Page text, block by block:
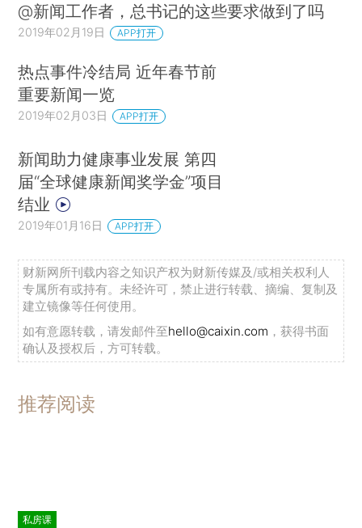
@新闻工作者，总书记的这些要求做到了吗
2019年02月19日 APP打开
热点事件冷结局 近年春节前
重要新闻一览
2019年02月03日 APP打开
新闻助力健康事业发展 第四
届“全球健康新闻奖学金”项目
结业
2019年01月16日 APP打开
财新网所刊载内容之知识产权为财新传媒及/或相关权利人
专属所有或持有。未经许可，禁止进行转载、摘编、复制及
建立镜像等任何使用。
如有意愿转载，请发邮件至hello@caixin.com ，获得书面
确认及授权后，方可转载。
推荐阅读
私房课